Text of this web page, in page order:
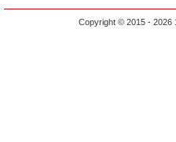
Copyright © 2015 - 2026